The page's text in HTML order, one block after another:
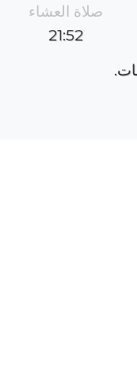
صلاة العشاء
21:52